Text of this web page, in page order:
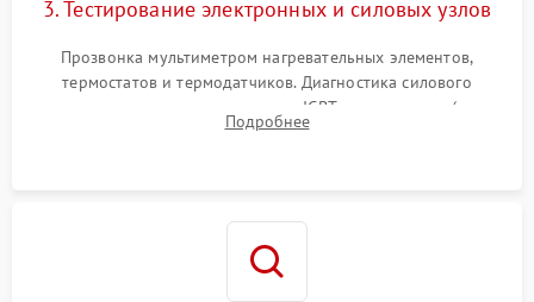
3. Тестирование электронных и силовых узлов
Прозвонка мультиметром нагревательных элементов,
термостатов и термодатчиков. Диагностика силового
модуля, реле, диодных мостов и IGBT-транзисторов (для
индукции). Проверка кранов и газ-контроля (для газовых
Подробнее